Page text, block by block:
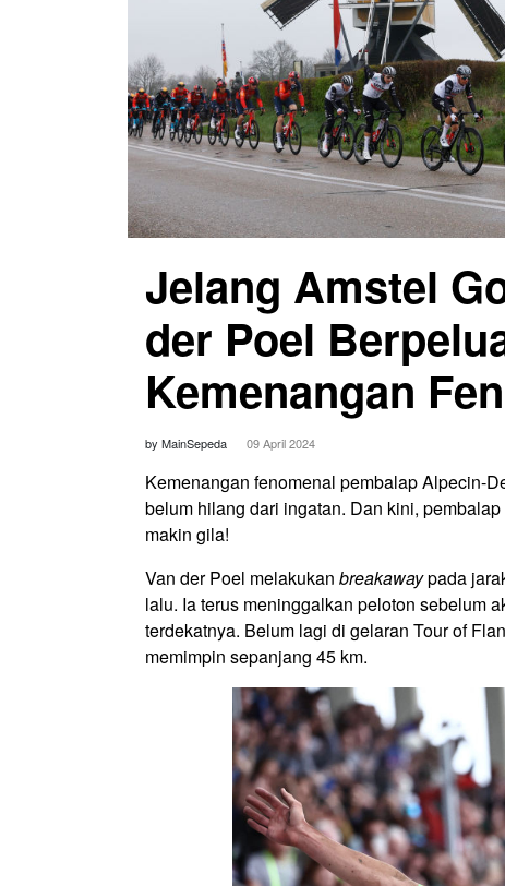
Jelang Amstel
der Poel
Kemenangan
by MainSepeda 09 April 2024
Kemenangan fenomenal pembalap Alpecin-
belum hilang dari ingatan. Dan kini,
makin gila!
Van der Poel melakukan breakawaypada
lalu. Ia terus meninggalkan peloton sebelum
terdekatnya. Belum lagi di gelaran Tour of
memimpin sepanjang 45 km.